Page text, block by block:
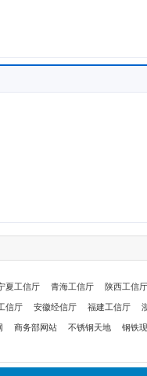
夏工信厅 青海工信厅 陕西工信厅
信厅 安徽经信厅 福建工信厅
商务部网站 不锈钢天地 钢铁